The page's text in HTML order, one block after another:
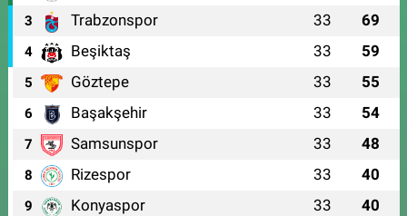
3 Trabzonspor 33 69
4 Beşiktaş 33 59
5 Göztepe 33 55
6 Başakşehir 33 54
7 Samsunspor 33 48
8 Rizespor 33 40
9 Konyaspor 33 40